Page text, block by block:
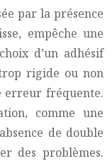
par la présence
empêche une
d’un adhésif
rigide ou non
erreur fréquente.
comme une
de double
des problèmes.